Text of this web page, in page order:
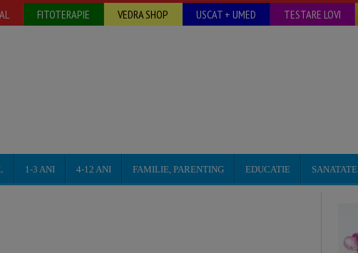
FITOTERAPIE VEDRA SHOP USCAT + UMED TESTARE LOVI
1-3 ANI 4-12 ANI FAMILIE, PARENTING EDUCATIE SANATATE